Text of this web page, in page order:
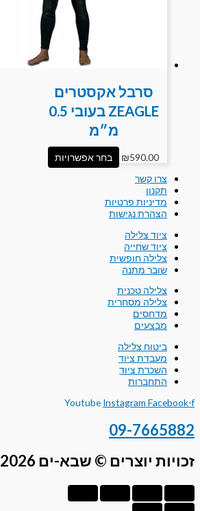
סרבל אקסטרים
ZEAGLE בעובי 0.5
מ״מ
₪590.00
בחר אפשרויות
צרו קשר
תקנון
מדיניות פרטיות
הצהרת נגישות
ציוד צלילה
ציוד שחייה
צלילה חופשית
שובר מתנה
צלילה טכנית
צלילה מסחרית
מדחסים
מבצעים
ביטוח צלילה
מעבדת ציוד
השכרת ציוד
התחברות
Youtube Instagram Facebook-f
09-7665882
זכויות יוצרים © שבא-ים 2026